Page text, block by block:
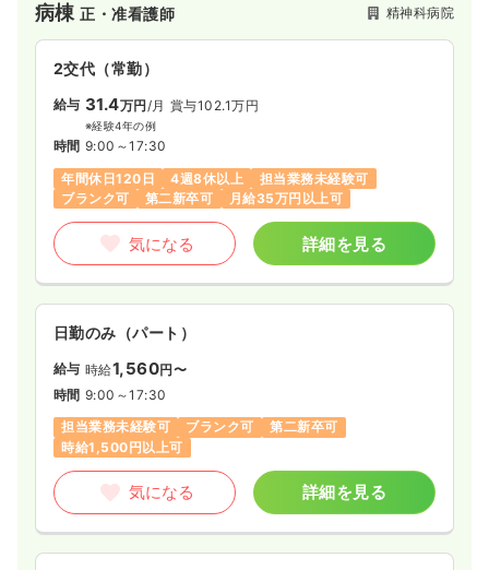
病棟正・准看護師 精神科病院
2交代（常勤）
給与 31.4万円/月 賞与102.1万円
※経験4年の例
時間 9:00～17:30
年間休日120日
4週8休以上
担当業務未経験可
ブランク可
第二新卒可 月給35万円以上可
気になる 詳細を見る
日勤のみ（パート）
給与 時給1,560円〜
時間 9:00～17:30
担当業務未経験可
ブランク可
第二新卒可
時給1,500円以上可
気になる 詳細を見る